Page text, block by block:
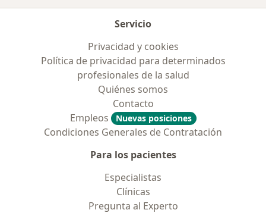
Servicio
Privacidad y cookies
Política de privacidad para determinados
profesionales de la salud
Quiénes somos
Contacto
Empleos
Nuevas posiciones
Condiciones Generales de Contratación
Para los pacientes
Especialistas
Clínicas
Pregunta al Experto